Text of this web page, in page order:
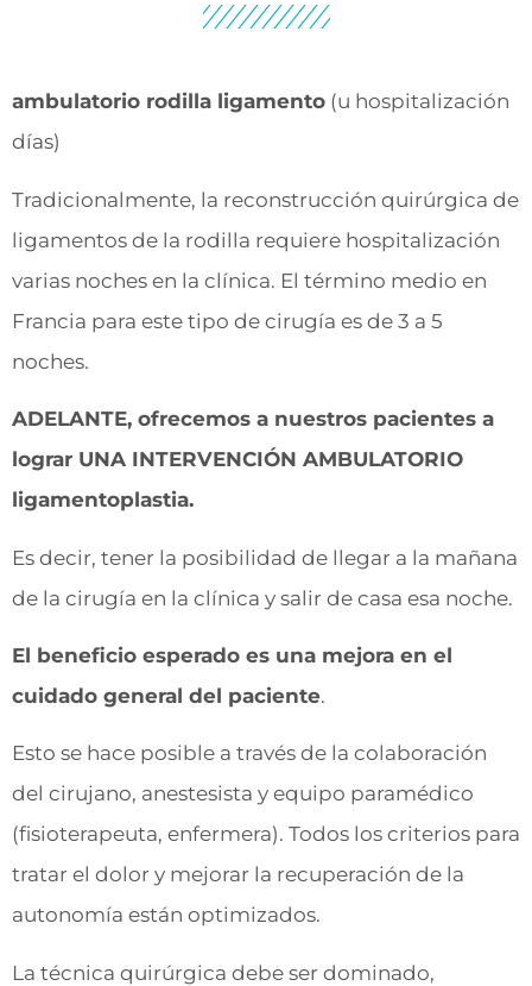
ambulatorio rodilla ligamento (u hospitalización
días)
Tradicionalmente, la reconstrucción quirúrgica de
ligamentos de la rodilla requiere hospitalización
varias noches en la clínica. El término medio en
Francia para este tipo de cirugía es de 3 a 5
noches.
ADELANTE, ofrecemos a nuestros pacientes a
lograr UNA INTERVENCIÓN AMBULATORIO
ligamentoplastia.
Es decir, tener la posibilidad de llegar a la mañana
de la cirugía en la clínica y salir de casa esa noche.
El beneficio esperado es una mejora en el
cuidado general del paciente.
Esto se hace posible a través de la colaboración
del cirujano, anestesista y equipo paramédico
(fisioterapeuta, enfermera). Todos los criterios para
tratar el dolor y mejorar la recuperación de la
autonomía están optimizados.
La técnica quirúrgica debe ser dominado,